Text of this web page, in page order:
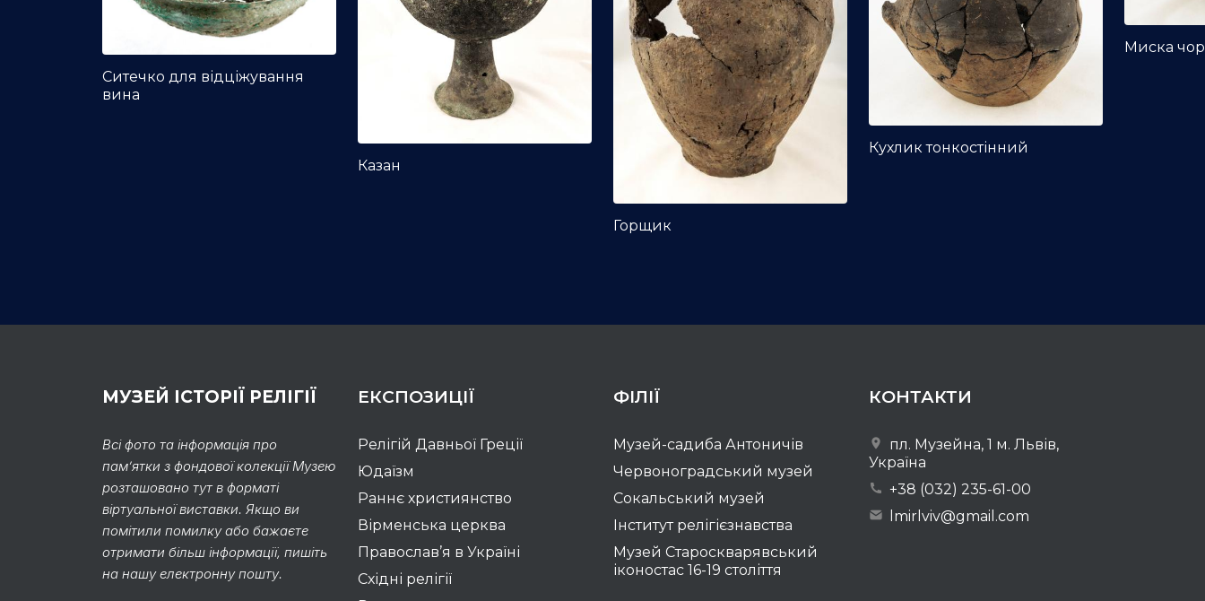
Ситечко для відціжування
вина
Казан
Горщик
Кухлик тонкостінний
Миска
МУЗЕЙ ІСТОРІЇ РЕЛІГІЇ
Всі фото та інформація про
пам’ятки з фондової колекції Музею
розташовано тут в форматі
віртуальної виставки. Якщо ви
помітили помилку або бажаєте
отримати більш інформації, пишіть
на нашу електронну пошту.
ЕКСПОЗИЦІЇ
Релігій Давньої Греції
Юдаїзм
Раннє християнство
Вірменська церква
Православ’я в Україні
Східні релігії
ФІЛІЇ
Музей-садиба Антоничів
Червоноградський музей
Сокальський музей
Інститут релігієзнавства
Музей Староскварявський
іконостас 16-19 cтоліття
КОНТАКТИ
пл. Музейна, 1 м. Львів,
Україна
+38 (032) 235-61-00
lmirlviv@gmail.com